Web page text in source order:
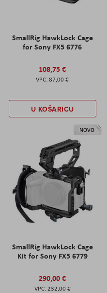
SmallRig HawkLock Cage
for Sony FX5 6776
108,75 €
87,00 €
U KOŠARICU
NOVO
SmallRig HawkLock Cage
Kit for Sony FX5 6779
290,00 €
232,00 €